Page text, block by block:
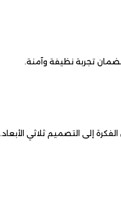
تجربة نظيفة وآمنة.
إلى التصميم ثلاثي الأبعاد.